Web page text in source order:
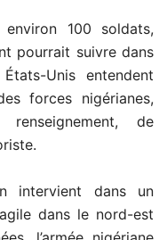
100 soldats,
pourrait suivre dans
Unis entendent
forces nigérianes,
de
intervient dans un
dans le nord-est